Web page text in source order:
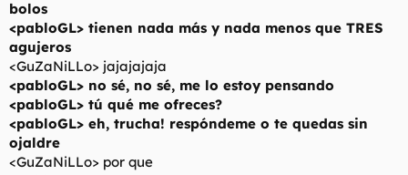
bolos
<pabloGL> tienen nada más y nada menos que TRES
agujeros
<GuZaNiLLo> jajajajaja
<pabloGL> no sé, no sé, me lo estoy pensando
<pabloGL> tú qué me ofreces?
<pabloGL> eh, trucha! respóndeme o te quedas sin
ojaldre
<GuZaNiLLo> por que